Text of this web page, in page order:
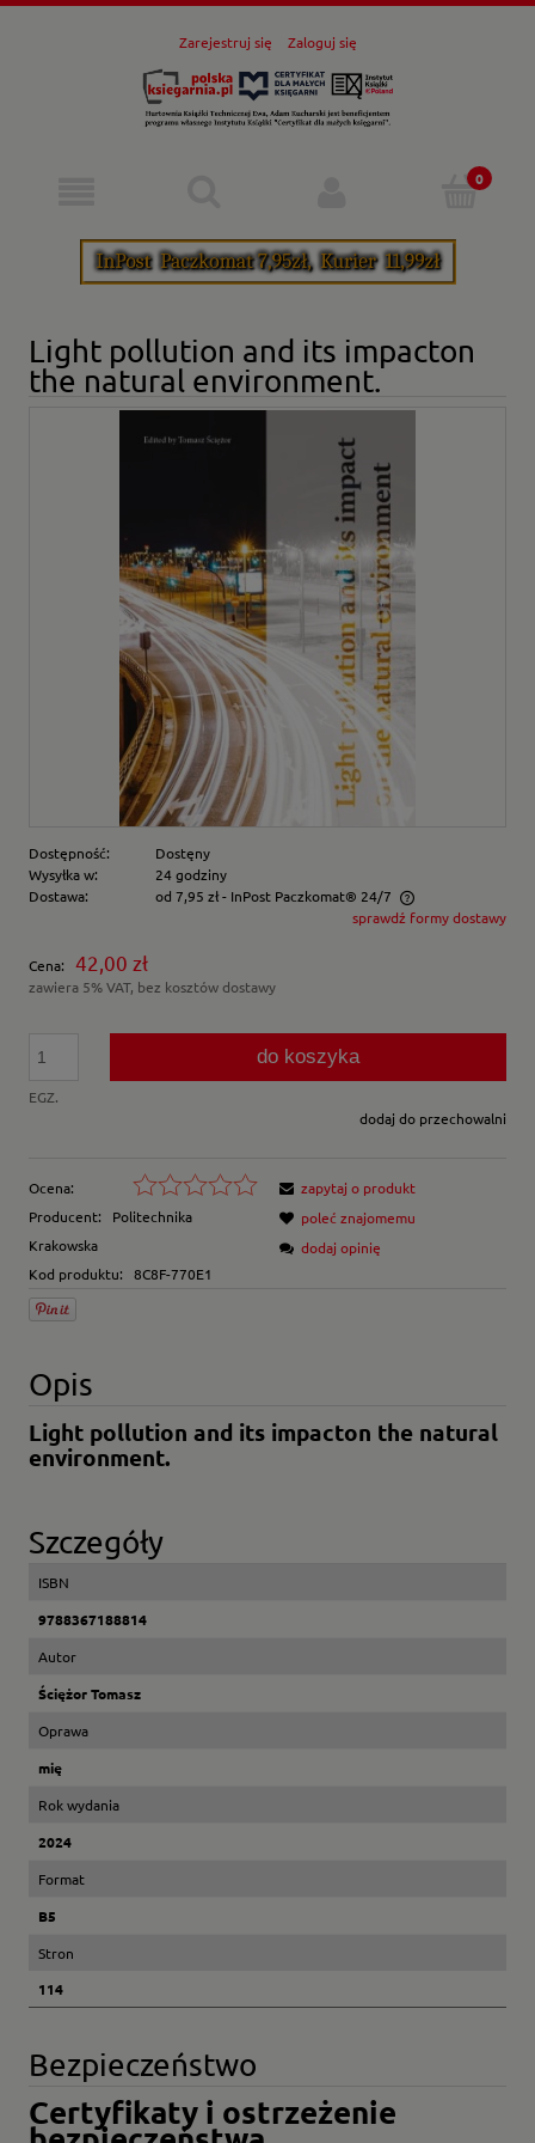
Zarejestruj się Zaloguj się
Light pollution and its impacton
the natural environment.
Dostępność:
Dostęny
Wysyłka w:
24 godziny
Dostawa:
od 7,95 zł- InPost Paczkomat® 24/7
Cena nie zawiera ewentualnych kosztów płatnościsprawdź formy dostawy
Cena: 42,00 zł
zawiera 5% VAT, bez kosztów dostawy
EGZ.
do koszyka
dodaj do przechowalni
Ocena:
Producent:
Politechnika
Krakowska
Kod produktu:
8C8F-770E1
zapytaj o produkt
poleć znajomemu
dodaj opinię
Opis
Light pollution and its impacton the natural
environment.
Szczegóły
ISBN
9788367188814
Autor
Ściężor Tomasz
Oprawa
mię
Rok wydania
2024
Format
B5
Stron
114
Bezpieczeństwo
Certyfikaty i ostrzeżenie